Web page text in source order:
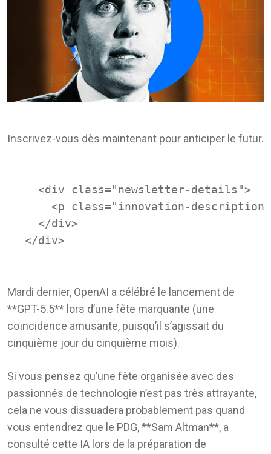
Inscrivez-vous dès maintenant pour anticiper le futur.
  <div class="newsletter-details">
<p class="innovation-
  </div>
</div>
Mardi dernier, OpenAI a célébré le lancement de
**GPT-5.5** lors d’une fête marquante (une
coïncidence amusante, puisqu’il s’agissait du
cinquième jour du cinquième mois).
Si vous pensez qu’une fête organisée avec des
passionnés de technologie n’est pas très attrayante,
cela ne vous dissuadera probablement pas quand
vous entendrez que le PDG, **Sam Altman**, a
consulté cette IA lors de la préparation de